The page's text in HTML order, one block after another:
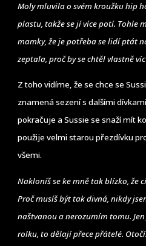
Moly mluvila o svém kroužku hip
plastu, takže se jí více potí. Tohle
mamky, že je potřeba se lidí ptát
zeptala, proč by se chtěl vlastně
Z toho vidíme, že se chce se
znamená sezení s dalšími
pokračuje a Sussie se snaží mít
použije velmi starou přezdívku
všemi.
Nakloníš se ke mně tak blízko, že
Proč musíš být tak divná, nikdy
naštvanou a nerozumím tomu.
rolku, to dělají přece přátelé.